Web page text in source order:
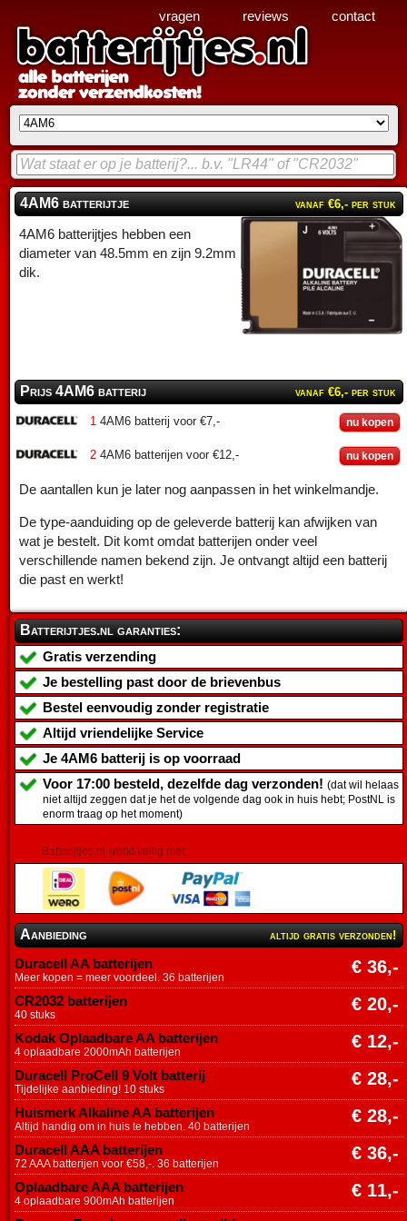
4AM6 batterijtje vanaf €6,- per stuk
4AM6 batterijtjes hebben een
diameter van 48.5mm en zijn 9.2mm
dik.
Prijs 4AM6 batterij vanaf €6,- per stuk
1 4AM6 batterij voor €7,- nu kopen
2 4AM6 batterijen voor €12,- nu kopen
De aantallen kun je later nog aanpassen in het winkelmandje.
De type-aanduiding op de geleverde batterij kan afwijken van
wat je bestelt. Dit komt omdat batterijen onder veel
verschillende namen bekend zijn. Je ontvangt altijd een batterij
die past en werkt!
Batterijtjes.nl garanties:
Gratis verzending
Je bestelling past door de brievenbus
Bestel eenvoudig zonder registratie
Altijd vriendelijke Service
Je 4AM6 batterij is op voorraad
Voor 17:00 besteld, dezelfde dag verzonden! (dat wil helaas
niet altijd zeggen dat je het de volgende dag ook in huis hebt; PostNL is
enorm traag op het moment)
Batterijtjes.nl werkt veilig met:
Aanbieding altijd gratis verzonden!
Duracell AA batterijen € 36,-
Meer kopen = meer voordeel. 36 batterijen
CR2032 batterijen € 20,-
40 stuks
Kodak Oplaadbare AA batterijen € 12,-
4 oplaadbare 2000mAh batterijen
Duracell ProCell 9 Volt batterij € 28,-
Tijdelijke aanbieding! 10 stuks
Huismerk Alkaline AA batterijen € 28,-
Altijd handig om in huis te hebben. 40 batterijen
Duracell AAA batterijen € 36,-
72 AAA batterijen voor €58,-. 36 batterijen
Oplaadbare AAA batterijen € 11,-
4 oplaadbare 900mAh batterijen
vragen reviews contact